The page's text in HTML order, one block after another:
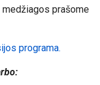
prašome
programa.